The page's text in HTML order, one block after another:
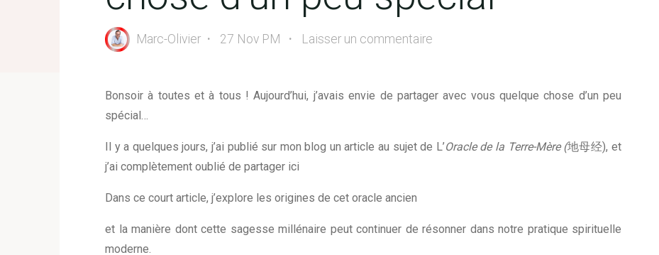
Marc-Olivier 27 Nov PM Laisser un commentaire
Bonsoir à toutes et à tous ! Aujourd’hui, j’avais envie de partager avec vous quelque chose d’un peu
spécial…
Il y a quelques jours, j’ai publié sur mon blog un article au sujet de L’Oracle de la Terre-Mère (地母经), et
j’ai complètement oublié de partager ici
Dans ce court article, j’explore les origines de cet oracle ancien
et la manière dont cette sagesse millénaire peut continuer de résonner dans notre pratique spirituelle
moderne.